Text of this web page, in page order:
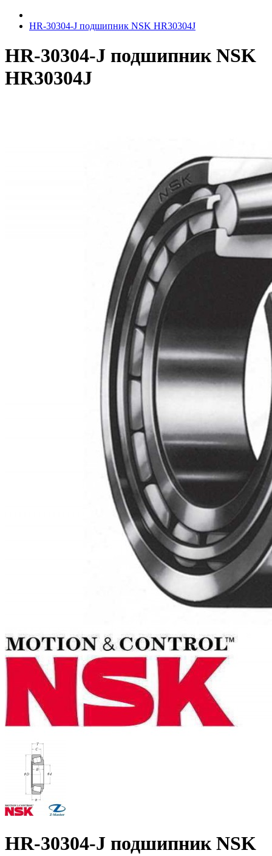
HR-30304-J подшипник NSK HR30304J
HR-30304-J подшипник NSK
HR30304J
HR-30304-J подшипник NSK